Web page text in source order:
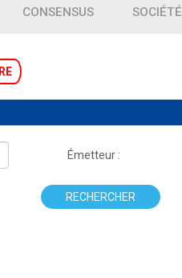
CONSENSUS SOCIÉTÉ
Émetteur :
RECHERCHER